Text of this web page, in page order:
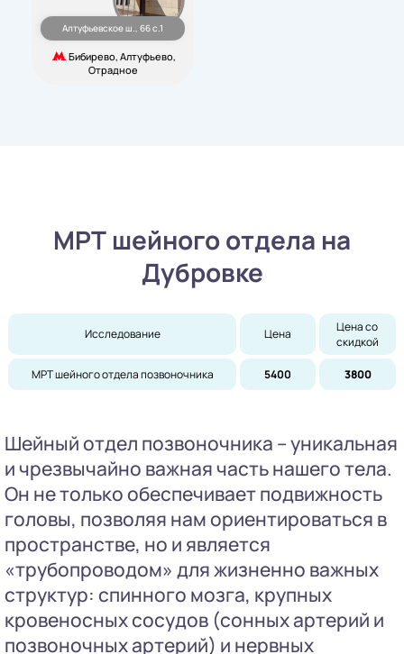
Алтуфьевское ш., 66 с.1
Бибирево, Алтуфьево,
Отрадное
МРТ шейного отдела на
Дубровке
Исследование Цена
Цена со
скидкой
МРТ шейного отдела позвоночника 5400 3800
Шейный отдел позвоночника – уникальная
и чрезвычайно важная часть нашего тела.
Он не только обеспечивает подвижность
головы, позволяя нам ориентироваться в
пространстве, но и является
«трубопроводом» для жизненно важных
структур: спинного мозга, крупных
кровеносных сосудов (сонных артерий и
позвоночных артерий) и нервных